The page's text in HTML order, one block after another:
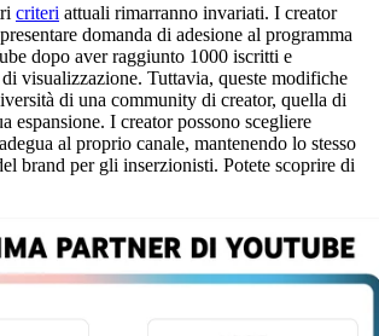
criteri attuali rimarranno invariati. I creator
domanda di adesione al programma
dopo aver raggiunto 1000 iscritti e
visualizzazione. Tuttavia, queste modifiche
di una community di creator, quella di
espansione. I creator possono scegliere
al proprio canale, mantenendo lo stesso
brand per gli inserzionisti. Potete scoprire di